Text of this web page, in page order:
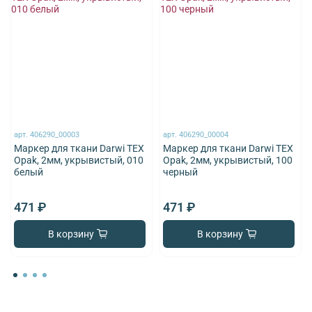
арт.406290_00003
Маркер для ткани Darwi TEX
Opak, 2мм, укрывистый, 010
белый
471 ₽
В корзину
арт.406290_00004
Маркер для ткани Darwi TEX
Opak, 2мм, укрывистый, 100
черный
471 ₽
В корзину